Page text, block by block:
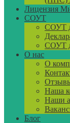
Лицензия
СОУТ
СОУТ
СОУТ
О нас
О
Наша
Наши
Блог